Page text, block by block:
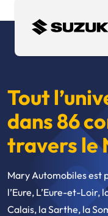
Tout
dans 86
travers le
Mary Automobiles est
l’Eure, L’Eure-et-Loir,
Calais, la Sarthe, la